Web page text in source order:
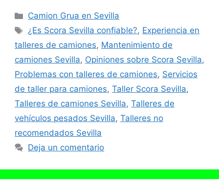
Categorías
Camion Grua en Sevilla
Etiquetas
¿Es Scora Sevilla confiable?, Experiencia en
talleres de camiones, Mantenimiento de
camiones Sevilla, Opiniones sobre Scora Sevilla,
Problemas con talleres de camiones, Servicios
de taller para camiones, Taller Scora Sevilla,
Talleres de camiones Sevilla, Talleres de
vehículos pesados Sevilla, Talleres no
recomendados Sevilla
Deja un comentario